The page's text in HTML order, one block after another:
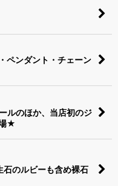
ペンダント・チェーン
のほか、当店初のジ
★
のルビーも含め裸石